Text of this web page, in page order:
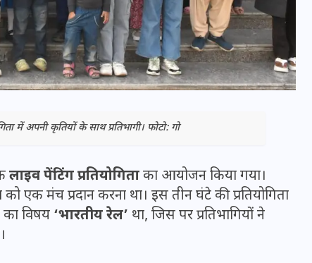
में अपनी कृतियों के साथ प्रतिभागी। फोटो: गो
लाइव पेंटिंग प्रतियोगिताका आयोजन किया गया।
एक मंच प्रदान करना था। इस तीन घंटे की प्रतियोगिता
का विषय ‘भारतीय रेल’ था, जिस पर प्रतिभागियों ने